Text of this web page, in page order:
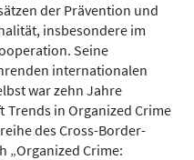
der Prävention und
insbesondere im
Seine
internationalen
war zehn Jahre
in Organized Crime
des Cross-Border-
„Organized Crime: